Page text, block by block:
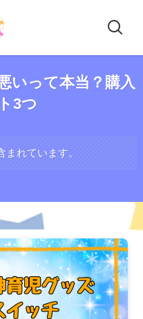
いって本当？購入
3つ
れています。